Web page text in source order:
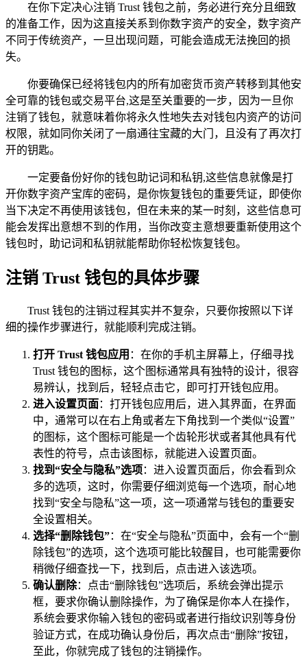
在你下定决心注销 Trust 钱包之前，务必进行充分且细致
的准备工作，因为这直接关系到你数字资产的安全，数字资产
不同于传统资产，一旦出现问题，可能会造成无法挽回的损
失。
你要确保已经将钱包内的所有加密货币资产转移到其他安
全可靠的钱包或交易平台,这是至关重要的一步，因为一旦你
注销了钱包，就意味着你将永久性地失去对钱包内资产的访问
权限，就如同你关闭了一扇通往宝藏的大门，且没有了再次打
开的钥匙。
一定要备份好你的钱包助记词和私钥,这些信息就像是打
开你数字资产宝库的密码，是你恢复钱包的重要凭证，即使你
当下决定不再使用该钱包，但在未来的某一时刻，这些信息可
能会发挥出意想不到的作用，当你改变主意想要重新使用这个
钱包时，助记词和私钥就能帮助你轻松恢复钱包。
注销 Trust 钱包的具体步骤
Trust 钱包的注销过程其实并不复杂，只要你按照以下详
细的操作步骤进行，就能顺利完成注销。
打开 Trust 钱包应用 ：在你的手机主屏幕上，仔细寻找
Trust 钱包的图标，这个图标通常具有独特的设计，很容
易辨认，找到后，轻轻点击它，即可打开钱包应用。
进入设置页面：打开钱包应用后，进入其界面，在界面
中，通常可以在右上角或者左下角找到一个类似“设置”
的图标，这个图标可能是一个齿轮形状或者其他具有代
表性的符号，点击该图标，就能进入设置页面。
找到“安全与隐私”选项：进入设置页面后，你会看到众
多的选项，这时，你需要仔细浏览每一个选项，耐心地
找到“安全与隐私”这一项，这一项通常与钱包的重要安
全设置相关。
选择“删除钱包”：在“安全与隐私”页面中，会有一个“删
除钱包”的选项，这个选项可能比较醒目，也可能需要你
稍微仔细查找一下，找到后，点击进入该选项。
确认删除：点击“删除钱包”选项后，系统会弹出提示
框，要求你确认删除操作，为了确保是你本人在操作，
系统会要求你输入钱包的密码或者进行指纹识别等身份
验证方式，在成功确认身份后，再次点击“删除”按钮，
至此，你就完成了钱包的注销操作。